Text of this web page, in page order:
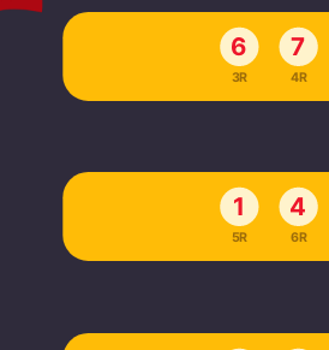
6
3R
7
4R
1
5R
4
6R